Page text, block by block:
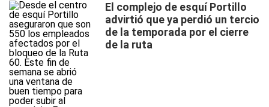
El complejo de esquí Portillo
advirtió que ya perdió un tercio
de la temporada por el cierre
de la ruta